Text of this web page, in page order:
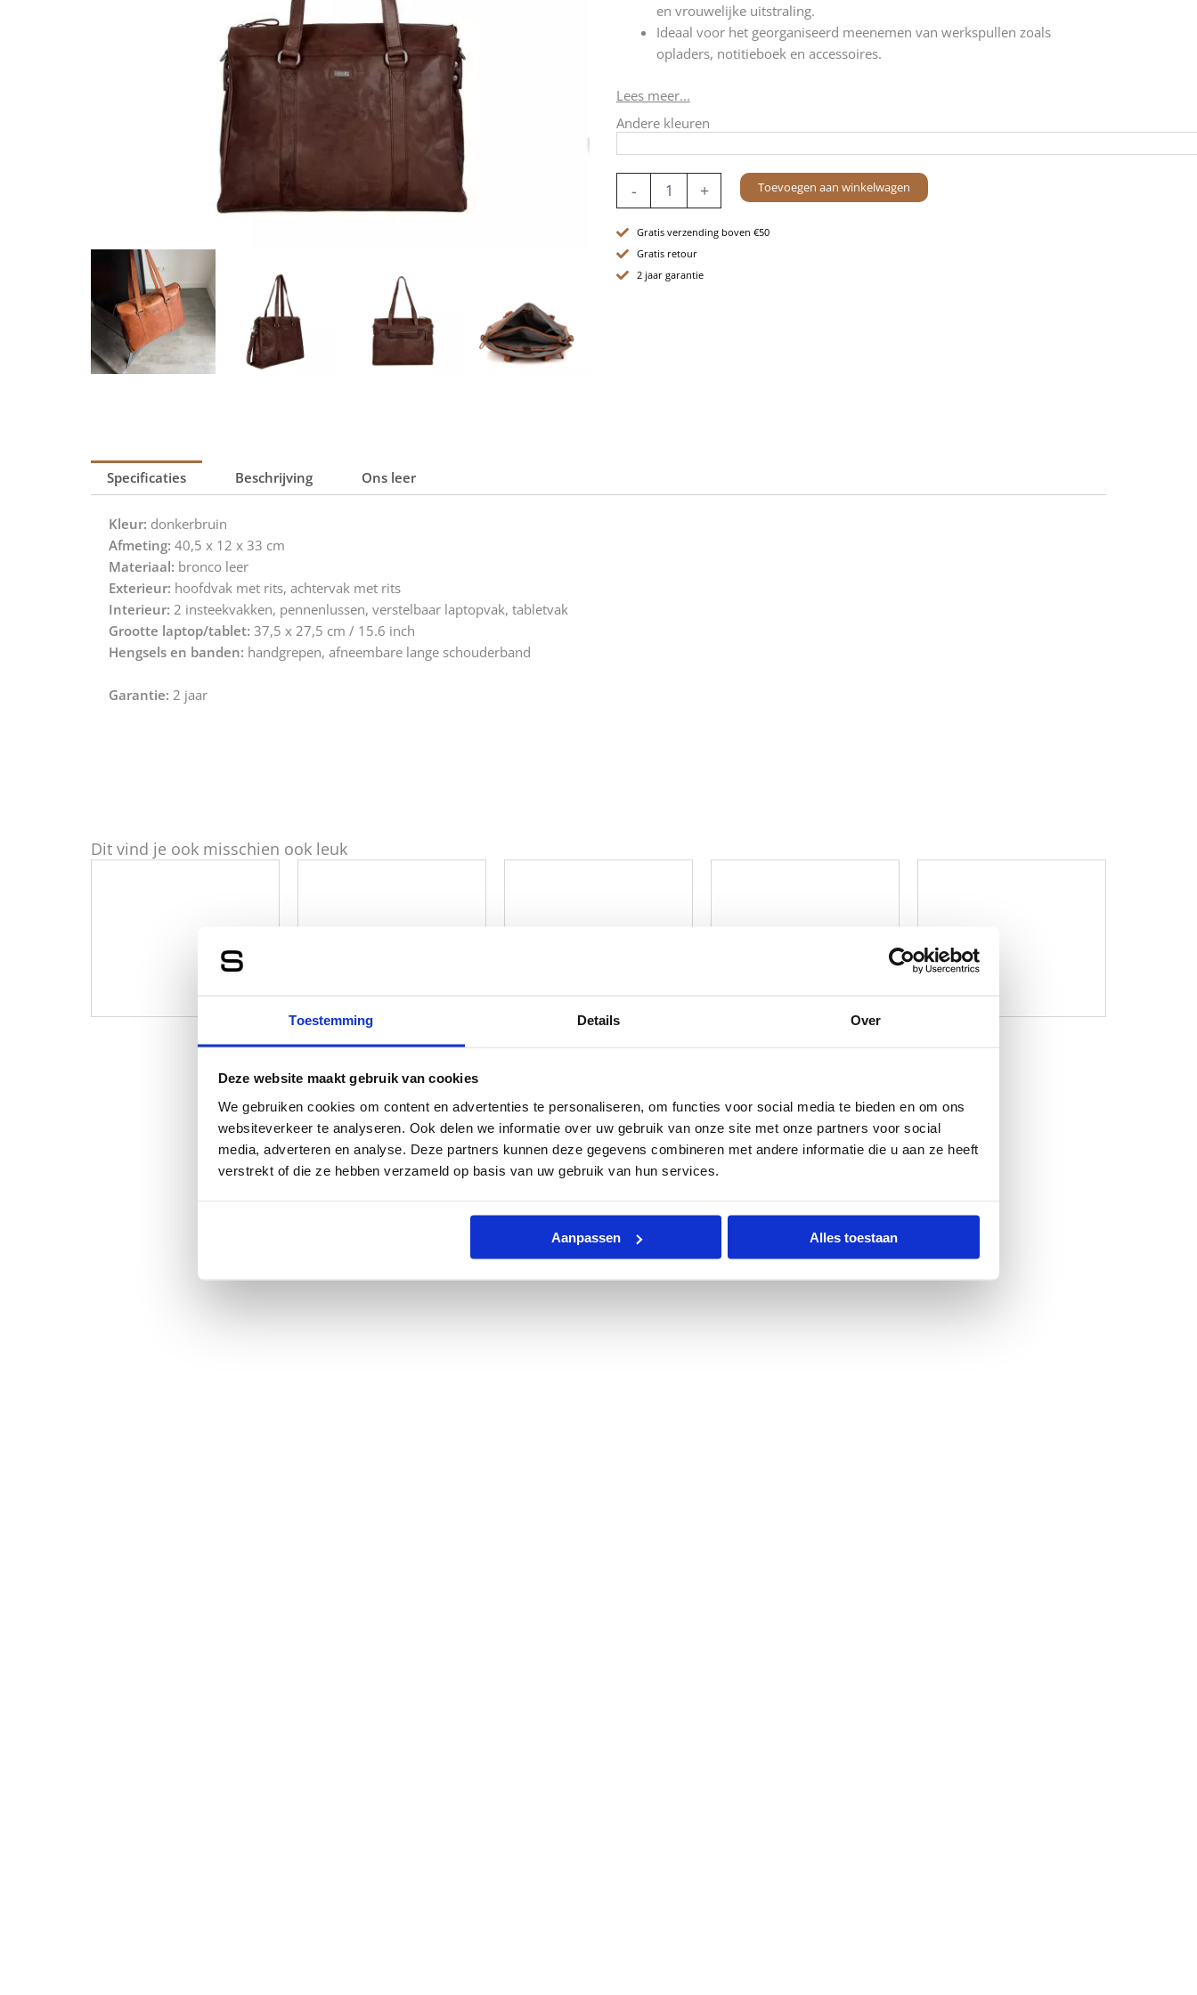
Toestemming Details Over
Deze website maakt gebruik van cookies
We gebruiken cookies om content en advertenties te personaliseren, om functies voor social media te bieden en om ons
websiteverkeer te analyseren. Ook delen we informatie over uw gebruik van onze site met onze partners voor social
media, adverteren en analyse. Deze partners kunnen deze gegevens combineren met andere informatie die u aan ze heeft
verstrekt of die ze hebben verzameld op basis van uw gebruik van hun services.
Aanpassen Alles toestaan
en vrouwelijke uitstraling.
Ideaal voor het georganiseerd meenemen van werkspullen zoals
opladers, notitieboek en accessoires.
Lees meer...
Andere kleuren
-
Laptoptas
tabletvak
-
15.6
+ Toevoegen aan winkelwagen
Gratis verzending boven €50
Gratis retour
2 jaar garantie
Specificaties Beschrijving Ons leer
Kleur: donkerbruin
Afmeting: 40,5 x 12 x 33 cm
Materiaal: bronco leer
Exterieur: hoofdvak met rits, achtervak met rits
Interieur: 2 insteekvakken, pennenlussen, verstelbaar laptopvak, tabletvak
Grootte laptop/tablet: 37,5 x 27,5 cm / 15.6 inch
Hengsels en banden: handgrepen, afneembare lange schouderband
Garantie: 2 jaar
Dit vind je ook misschien ook leuk